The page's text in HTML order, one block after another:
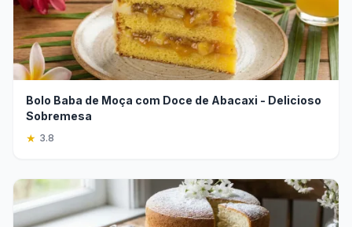
Bolo Baba de Moça com Doce de Abacaxi - Delicioso
Sobremesa
★ 3.8